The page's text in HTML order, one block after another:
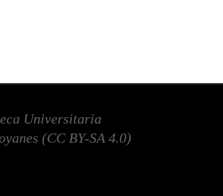
Universitaria
(CC BY-SA 4.0)